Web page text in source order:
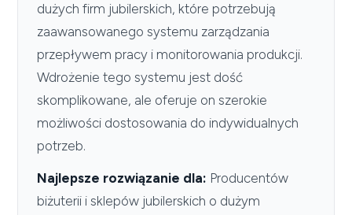
dużych firm jubilerskich, które potrzebują
zaawansowanego systemu zarządzania
przepływem pracy i monitorowania produkcji.
Wdrożenie tego systemu jest dość
skomplikowane, ale oferuje on szerokie
możliwości dostosowania do indywidualnych
potrzeb.
Najlepsze rozwiązanie dla: Producentów
biżuterii i sklepów jubilerskich o dużym